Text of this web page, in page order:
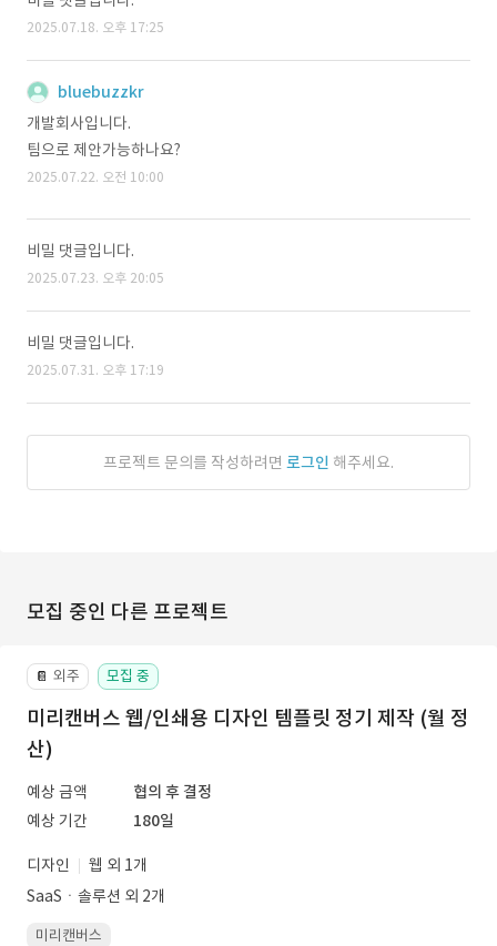
2025.07.18. 오후 17:25
bluebuzzkr
개발회사입니다.
팀으로 제안가능하나요?
2025.07.22. 오전 10:00
비밀 댓글입니다.
2025.07.23. 오후 20:05
비밀 댓글입니다.
2025.07.31. 오후 17:19
프로젝트 문의를 작성하려면 로그인 해주세요.
모집 중인 다른 프로젝트
📔 외주 모집 중
미리캔버스 웹/인쇄용 디자인 템플릿 정기 제작 (월 정
산)
예상 금액
협의 후 결정
예상 기간
180일
디자인
웹 외 1개
SaaSㆍ솔루션 외 2개
미리캔버스